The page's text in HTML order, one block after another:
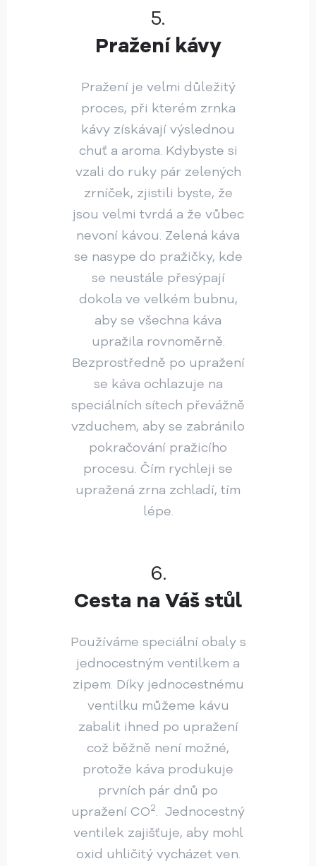
5.
Pražení kávy
Pražení je velmi důležitý
proces, při kterém zrnka
kávy získávají výslednou
chuť a aroma. Kdybyste si
vzali do ruky pár zelených
zrníček, zjistili byste, že
jsou velmi tvrdá a že vůbec
nevoní kávou. Zelená káva
se nasype do pražičky, kde
se neustále přesýpají
dokola ve velkém bubnu,
aby se všechna káva
upražila rovnoměrně.
Bezprostředně po upražení
se káva ochlazuje na
speciálních sítech převážně
vzduchem, aby se zabránilo
pokračování pražicího
procesu. Čím rychleji se
upražená zrna zchladí, tím
lépe.
6.
Cesta na Váš stůl
Používáme speciální obaly s
jednocestným ventilkem a
zipem. Díky jednocestnému
ventilku můžeme kávu
zabalit ihned po upražení
což běžně není možné,
protože káva produkuje
prvních pár dnů po
upražení CO2. Jednocestný
ventilek zajišťuje, aby mohl
oxid uhličitý vycházet ven.